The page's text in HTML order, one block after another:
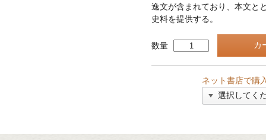
逸文が含まれており、本文と
史料を提供する。
数量
ネット書店で購